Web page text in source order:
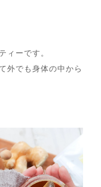
ィーです。
外でも身体の中から